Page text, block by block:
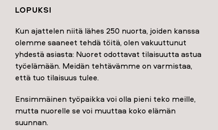
LOPUKSI
Kun ajattelen niitä lähes 250 nuorta, joiden kanssa
olemme saaneet tehdä töitä, olen vakuuttunut
yhdestä asiasta: Nuoret odottavat tilaisuutta astua
työelämään. Meidän tehtävämme on varmistaa,
että tuo tilaisuus tulee.
Ensimmäinen työpaikka voi olla pieni teko meille,
mutta nuorelle se voi muuttaa koko elämän
suunnan.